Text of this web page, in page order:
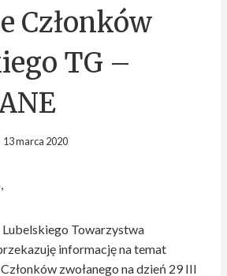
Członków
TG –
13 marca 2020
Towarzystwa
informację na temat
zwołanego na dzień 29 III